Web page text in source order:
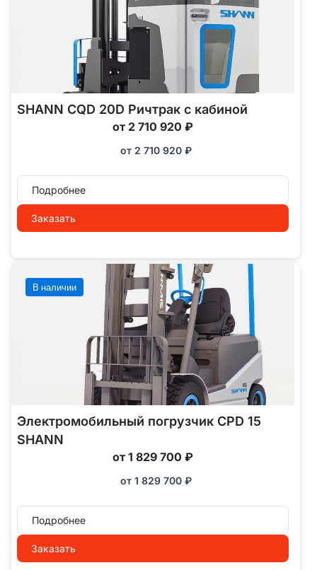
SHANN CQD 20D Ричтрак с кабиной
от 2 710 920 ₽
от 2 710 920 ₽
Подробнее
Заказать
В наличии
Электромобильный погрузчик CPD 15
SHANN
от 1 829 700 ₽
от 1 829 700 ₽
Подробнее
Заказать